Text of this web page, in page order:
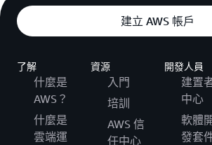
建立 AWS 帳戶
了解
什麼是
AWS？
什麼是
雲端運
資源
入門
培訓
AWS 信
任中心
開發人員
建置
中心
軟體
發套